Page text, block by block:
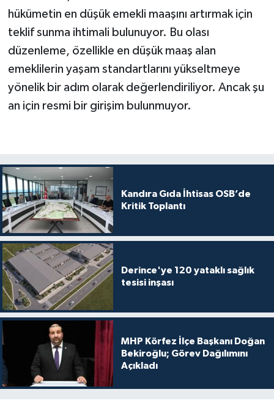
hükümetin en düşük emekli maaşını artırmak için
teklif sunma ihtimali bulunuyor. Bu olası
düzenleme, özellikle en düşük maaş alan
emeklilerin yaşam standartlarını yükseltmeye
yönelik bir adım olarak değerlendiriliyor. Ancak şu
an için resmi bir girişim bulunmuyor.
Kandıra Gıda İhtisas OSB’de
Kritik Toplantı
Derince'ye 120 yataklı sağlık
tesisi inşası
MHP Körfez İlçe Başkanı Doğan
Bekiroğlu; Görev Dağılımını
Açıkladı